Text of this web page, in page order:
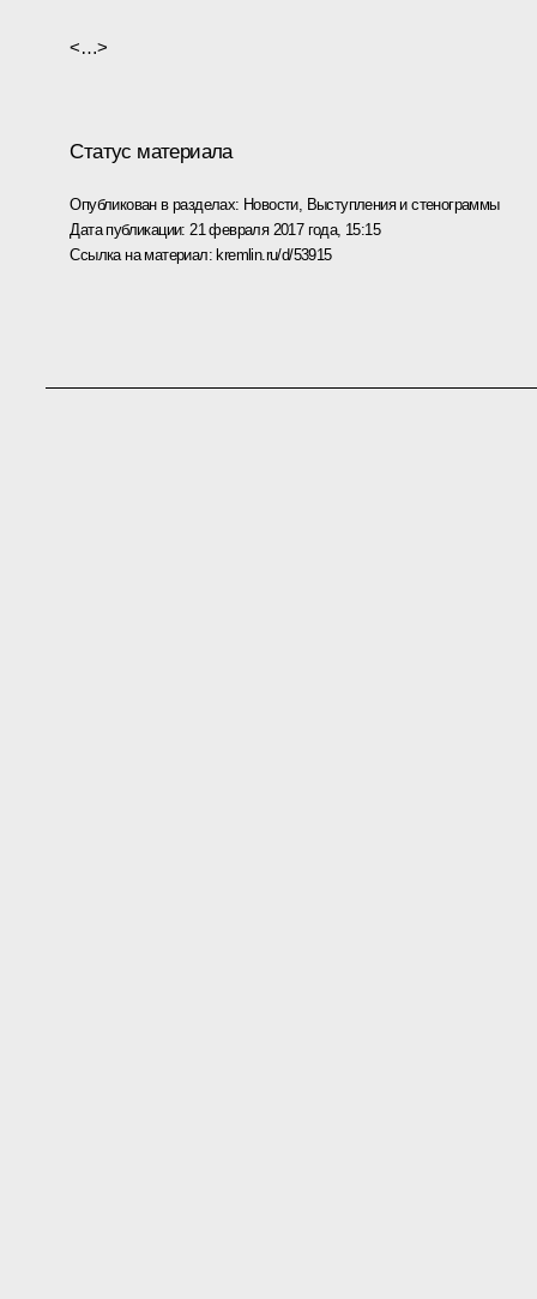
<…>
Статус материала
Опубликован в разделах: Новости, Выступления и стенограммы
Дата публикации: 21 февраля 2017 года, 15:15
Ссылка на материал: kremlin.ru/d/53915